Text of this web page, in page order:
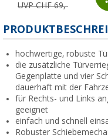
UVP CHF 69,-
hochwertige, robuste
die zusätzliche
Gegenplatte und vier
dauerhaft mit der
für Rechts- und Links
geeignet
einfach und schnell
Robuster